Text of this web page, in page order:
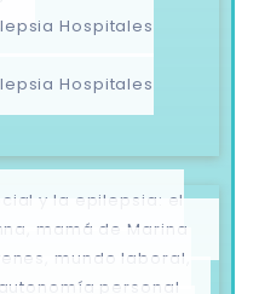
Hospitales
Hospitales
y la epilepsia: el
mamá de Marina
mundo laboral,
personal